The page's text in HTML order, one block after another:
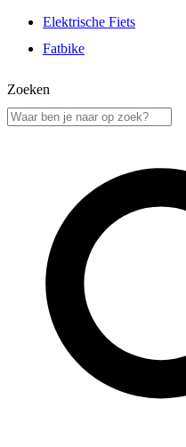
Elektrische Fiets
Fatbike
Zoeken